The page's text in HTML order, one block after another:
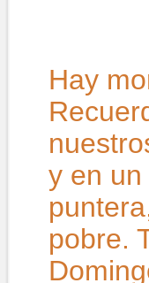
Hay
y en
pobre.